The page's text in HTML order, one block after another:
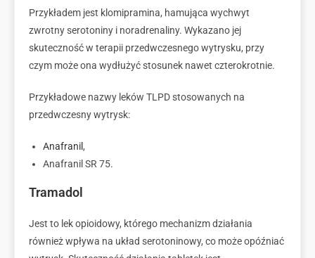
Przykładem jest klomipramina, hamująca wychwyt
zwrotny serotoniny i noradrenaliny. Wykazano jej
skuteczność w terapii przedwczesnego wytrysku, przy
czym może ona wydłużyć stosunek nawet czterokrotnie.
Przykładowe nazwy leków TLPD stosowanych na
przedwczesny wytrysk:
Anafranil ,
Anafranil SR 75.
Tramadol
Jest to lek opioidowy, którego mechanizm działania
również wpływa na układ serotoninowy, co może opóźniać